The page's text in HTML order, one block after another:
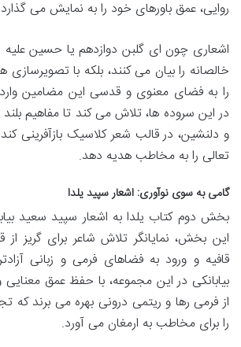
روایی، عمق باورهای خود را به نمایش می
اشعاری چون ای گلبن دوازدهم یا حسین علیه
خالصانه را بیان می کنند، بلکه با تصویرسازی
را به فضای معنوی و قدسی این مضامین وارد
در این سروده ها، تلاش می کند تا مفاهیم بلند
و دلنشین، در قالب شعر کلاسیک بازآفرینی
تعالی را به مخاطب هدیه دهد.
گامی به سوی نوآوری: اشعار سپید یلدا
بخش دوم کتاب یلدا به اشعار سپید سعید
این بخش، نمایانگر تلاش شاعر برای گریز
قافیه و ورود به فضاهای فرمی و زبانی
بیابانکی در این مجموعه، با حفظ عمق
از فرمی رها و ریتمی درونی بهره می برند که
را برای مخاطب به ارمغان می آورد.